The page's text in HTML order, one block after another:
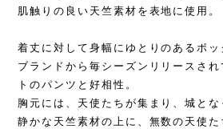
肌触りの良い天竺素材を表地に使用。
着丈に対して身幅にゆとりのあるボッ
ブランドから毎シーズンリリースさ
トのパンツと好相性。
胸元には、天使たちが集まり、城とな
静かな天竺素材の上に、無数の天使